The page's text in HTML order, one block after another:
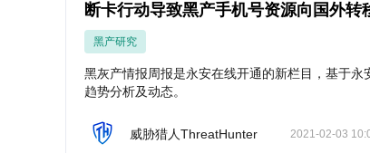
断卡行动导致黑产手机号资源向国外
黑产研究
黑灰产情报周报是永安在线开通的新栏目，基于
趋势分析及动态。
威胁猎人ThreatHunter 2021-02-03